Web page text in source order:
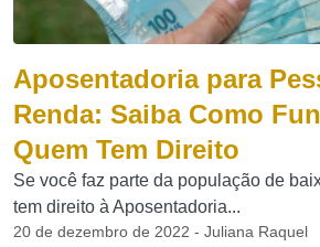
Aposentadoria para
Renda: Saiba Como
Quem Tem Direito
Se você faz parte da população de
tem direito à Aposentadoria...
20 de dezembro de 2022 - Juliana Raquel